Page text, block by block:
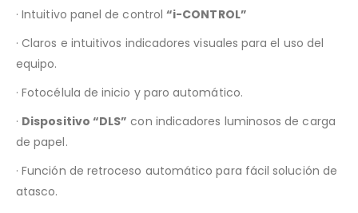
· Intuitivo panel de control“i-CONTROL”
· Claros e intuitivos indicadores visuales para el uso del
equipo.
· Fotocélula de inicio y paro automático.
· Dispositivo “DLS” con indicadores luminosos de carga
de papel.
· Función de retroceso automático para fácil solución de
atasco.